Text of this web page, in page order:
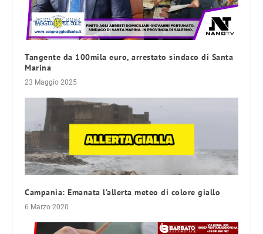
Tangente da 100mila euro, arrestato sindaco di Santa
Marina
23 Maggio 2025
Campania: Emanata l’allerta meteo di colore giallo
6 Marzo 2020